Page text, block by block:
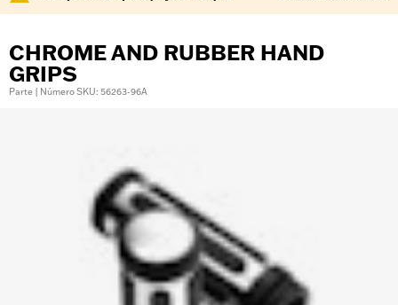
CHROME AND RUBBER HAND
GRIPS
Parte | Número SKU: 56263-96A